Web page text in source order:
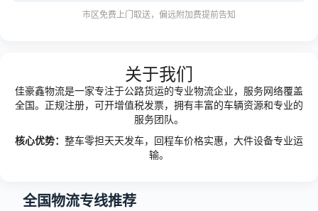
市区免费上门取送，偏远附加费提前告知
关于我们
佳豪鑫物流是一家专注于公路货运的专业物流企业，服务网络覆盖
全国。正规注册，可开增值税发票，拥有丰富的车辆资源和专业的
服务团队。
核心优势： 整车零担天天发车，回程车价格实惠，大件设备专业运
输。
全国物流专线推荐